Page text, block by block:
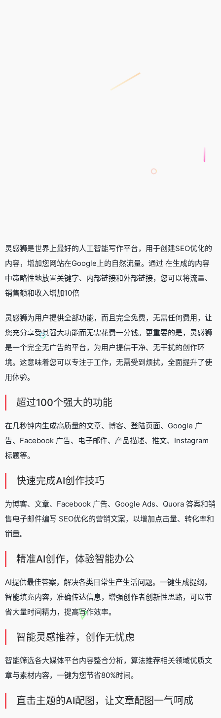
灵感狮是世界上最好的人工智能写作平台，用于创建SEO优化的
内容，增加您网站在Google上的自然流量。通过 在生成的内容
中策略性地放置关键字、内部链接和外部链接，您可以将流量、
销售额和收入增加10倍
灵感狮为用户提供全部功能，而且完全免费，无需任何费用，让
您充分享受其强大功能而无需花费一分钱。更重要的是，灵感狮
是一个完全无广告的平台，为用户提供干净、无干扰的创作环
境。这意味着您可以专注于工作，无需受到烦扰，全面提升了使
用体验。
超过100个强大的功能
在几秒钟内生成高质量的文章、博客、登陆页面、Google 广
告、Facebook 广告、电子邮件、产品描述、推文、Instagram
标题等。
快速完成AI创作技巧
为博客、文章、Facebook 广告、Google Ads、Quora 答案和销
售电子邮件编写 SEO优化的营销文案，以增加点击量、转化率和
销量。
精准AI创作，体验智能办公
AI提供最佳答案，解决各类日常生产生活问题。一键生成提纲，
智能填充内容，准确传达信息，增强创作者创新性思路，可以节
省大量时间精力，提高写作效率。
智能灵感推荐，创作无忧虑
智能筛选各大媒体平台内容整合分析，算法推荐相关领域优质文
章与素材内容，一键为您节省80%时间。
直击主题的AI配图，让文章配图一气呵成